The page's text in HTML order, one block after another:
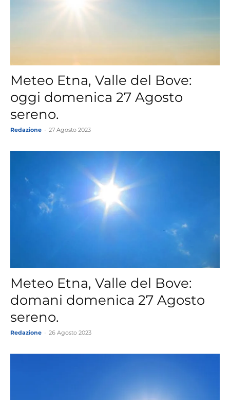
Meteo Etna, Valle del Bove:
oggi domenica 27 Agosto
sereno.
Redazione 27 Agosto 2023
Meteo Etna, Valle del Bove:
domani domenica 27 Agosto
sereno.
Redazione 26 Agosto 2023